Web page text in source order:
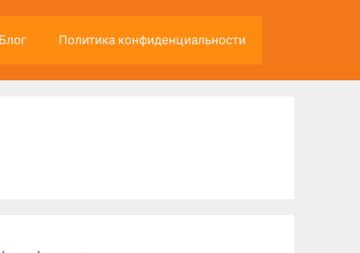
Блог Политика конфиденциальности